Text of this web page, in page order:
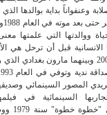
وعنفواناً بداية بوالدها
ووالدتها التي علمتها معنى
الانسانية قبل أن ترحل هي
العام 2003 وبينهما مارون بغدادي
المصور السينمائي
السينمائية في